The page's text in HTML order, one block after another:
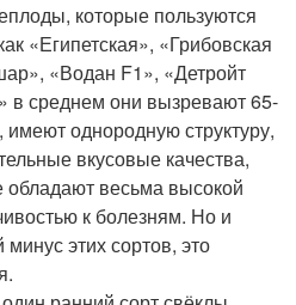
которые пользуются
«Египетская», «Грибовская
«Водан F1», «Детройт
в среднем они вызревают 65-
однородную структуру,
вкусовые качества,
обладают весьма высокой
к болезням. Но и
этих сортов, это